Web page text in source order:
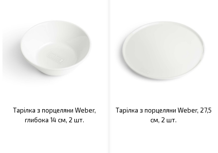
Тарілка з порцеляни Weber,
глибока 14 см, 2 шт.
Тарілка з порцеляни Weber, 27,5
см, 2 шт.